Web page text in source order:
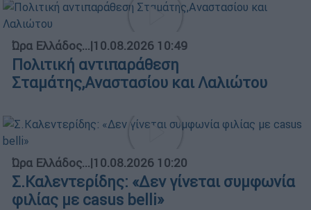
Ώρα Ελλάδος...|10.08.2026 10:49
Πολιτική αντιπαράθεση
Σταμάτης,Αναστασίου και Λαλιώτου
Ώρα Ελλάδος...|10.08.2026 10:20
Σ.Καλεντερίδης: «Δεν γίνεται συμφωνία
φιλίας με casus belli»